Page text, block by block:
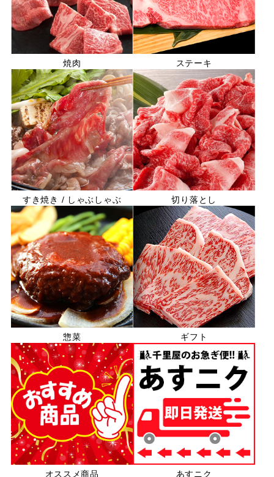
焼肉 ステーキ
すき焼き / しゃぶしゃぶ 切り落とし
惣菜 ギフト
オススメ商品 あすニク